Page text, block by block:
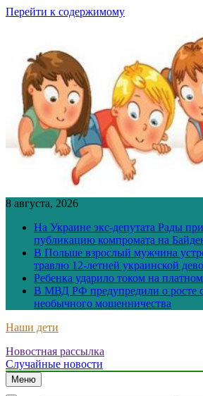
Перейти к содержимому
8 августа, 2026
На Украине экс-депутата Рады
публикацию компромата на
В Польше взрослый мужчина
травлю 12-летней украинской
Ребенка ударило током на
В МВД РФ предупредили о росте
необычного мошенничества
Наши дети
Новостная рассылка
Случайные новости
Меню